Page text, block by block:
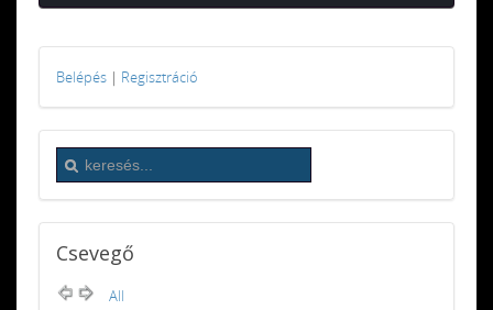
Belépés | Regisztráció
Csevegő
All